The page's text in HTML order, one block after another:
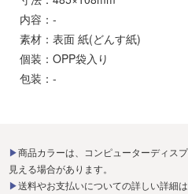
内容：-
素材：表面 紙(どんす紙)
個装：OPP袋入り
包装：-
▶商品カラーは、コンピューターディスプレイの性質上、実際の色と異なって
見える場合があります。
▶送料やお支払いについての詳しい詳細は